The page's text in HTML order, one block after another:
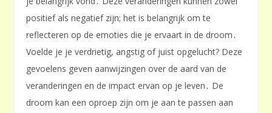
positief als negatief zijn; het is belangrijk om te
reflecteren op de emoties die je ervaart in de droom․
Voelde je je verdrietig, angstig of juist opgelucht? Deze
gevoelens geven aanwijzingen over de aard van de
veranderingen en de impact ervan op je leven․ De
droom kan een oproep zijn om je aan te passen aan